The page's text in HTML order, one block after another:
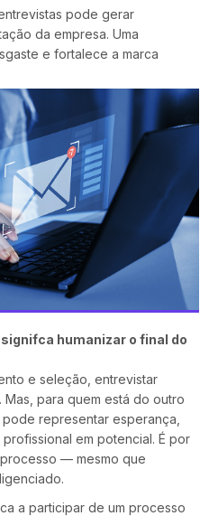
pode gerar
da empresa. Uma
e fortalece a marca
humanizar o final do
e seleção, entrevistar
para quem está do outro
representar esperança,
em potencial. É por
— mesmo que
a participar de um processo